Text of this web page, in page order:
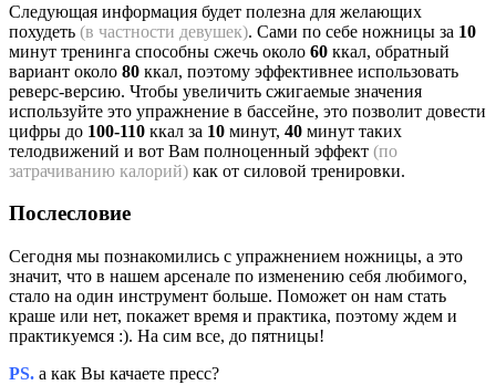
Следующая информация будет полезна для желающих
похудеть (в частности девушек). Сами по себе ножницы за 10
минут тренинга способны сжечь около 60 ккал, обратный
вариант около 80 ккал, поэтому эффективнее использовать
реверс-версию. Чтобы увеличить сжигаемые значения
используйте это упражнение в бассейне, это позволит довести
цифры до 100-110 ккал за 10 минут, 40 минут таких
телодвижений и вот Вам полноценный эффект (по
затрачиванию калорий) как от силовой тренировки.
Послесловие
Сегодня мы познакомились с упражнением ножницы, а это
значит, что в нашем арсенале по изменению себя любимого,
стало на один инструмент больше. Поможет он нам стать
краше или нет, покажет время и практика, поэтому ждем и
практикуемся :). На сим все, до пятницы!
PS. а как Вы качаете пресс?